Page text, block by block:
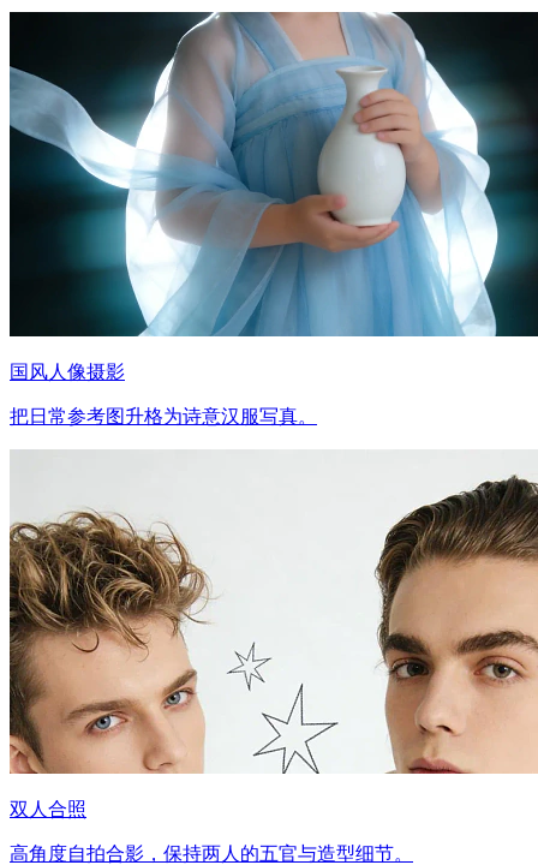
国风人像摄影
把日常参考图升格为诗意汉服写真。
双人合照
高角度自拍合影，保持两人的五官与造型细节。